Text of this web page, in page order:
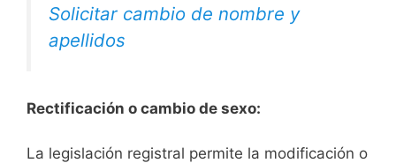
Solicitar cambio de nombre y
apellidos
Rectificación o cambio de sexo:
La legislación registral permite la modificación o